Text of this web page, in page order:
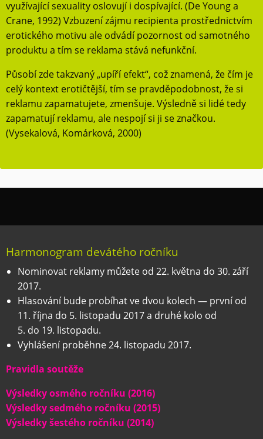
využívající sexuality oslovují i dospívající. (De Young a
Crane, 1992) Vzbuzení zájmu recipienta prostřednictvím
erotického motivu ale odvádí pozornost od samotného
produktu a tím se reklama stává nefunkční.
Působí zde takzvaný „upíří efekt“, což znamená, že čím je
celý kontext erotičtější, tím se pravděpodobnost, že si
reklamu zapamatujete, zmenšuje. Výsledně si lidé tedy
zapamatují reklamu, ale nespojí si ji se značkou.
(Vysekalová, Komárková, 2000)
Harmonogram devátého ročníku
Nominovat reklamy můžete od 22. května do 30. září
2017.
Hlasování bude probíhat ve dvou kolech — první od
11. října do 5. listopadu 2017 a druhé kolo od
5. do 19. listopadu.
Vyhlášení proběhne 24. listopadu 2017.
Pravidla soutěže
Výsledky osmého ročníku (2016)
Výsledky sedmého ročníku (2015)
Výsledky šestého ročníku (2014)